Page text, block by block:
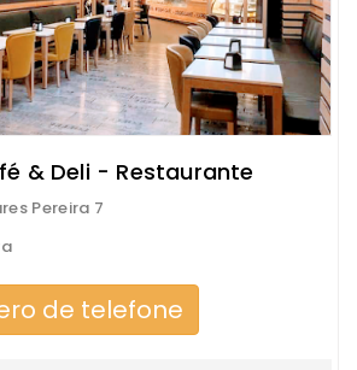
& Deli - Restaurante
Pereira 7
de telefone